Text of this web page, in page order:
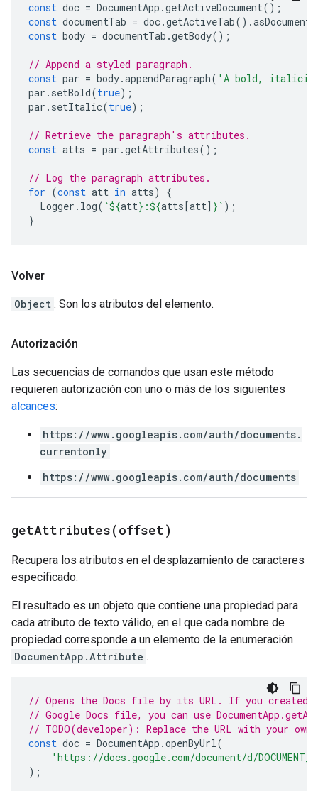
const doc = DocumentApp .getActiveDocument();
const documentTab = doc.getActiveTab().
const body = documentTab .getBody();
// Append a styled paragraph.
const par = body.appendParagraph( 'A bold,
par . setBold(true);
par . setItalic(true);
// Retrieve the paragraph's attributes.
const atts = par .getAttributes();
// Log the paragraph attributes.
for (const att in atts)
{
Logger . log( `${att} :${atts[att] } ` );
}
Volver
Object : Son los atributos del elemento.
Autorización
Las secuencias de comandos que usan este método
requieren autorización con uno o más de los siguientes
alcances:
https://www.googleapis.com/auth/documents.
currentonly
https://www.googleapis.com/auth/documents
getAttributes(offset)
Recupera los atributos en el desplazamiento de caracteres
especificado.
El resultado es un objeto que contiene una propiedad para
cada atributo de texto válido, en el que cada nombre de
propiedad corresponde a un elemento de la enumeración
DocumentApp.Attribute .
// Opens the Docs file by its URL. If you created
// Google Docs file, you can use
// TODO(developer): Replace the URL with your own.
const doc = DocumentApp .openByUrl(
'https://docs.google.com/document/d/
);